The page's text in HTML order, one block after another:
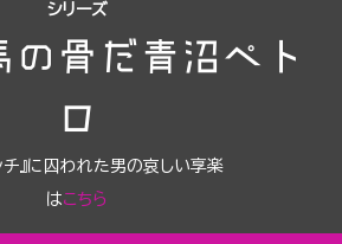
シリーズ
の骨だ青沼ペト
ロ
チ』に囚われた男の哀しい享楽
はこちら